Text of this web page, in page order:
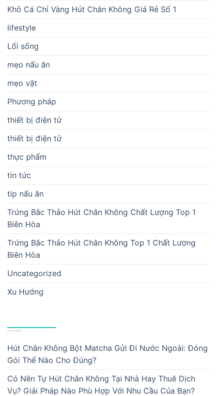
Khô Cá Chỉ Vàng Hút Chân Không Giá Rẻ Số 1
lifestyle
Lối sống
mẹo nấu ăn
mẹo vặt
Phương pháp
thiết bị điện tử
thiết bị điện tử
thực phẩm
tin tức
tip nấu ăn
Trứng Bắc Thảo Hút Chân Không Chất Lượng Top 1
Biên Hòa
Trứng Bắc Thảo Hút Chân Không Top 1 Chất Lượng
Biên Hòa
Uncategorized
Xu Hướng
Hút Chân Không Bột Matcha Gửi Đi Nước Ngoài: Đóng
Gói Thế Nào Cho Đúng?
Có Nên Tự Hút Chân Không Tại Nhà Hay Thuê Dịch
Vụ? Giải Pháp Nào Phù Hợp Với Nhu Cầu Của Bạn?